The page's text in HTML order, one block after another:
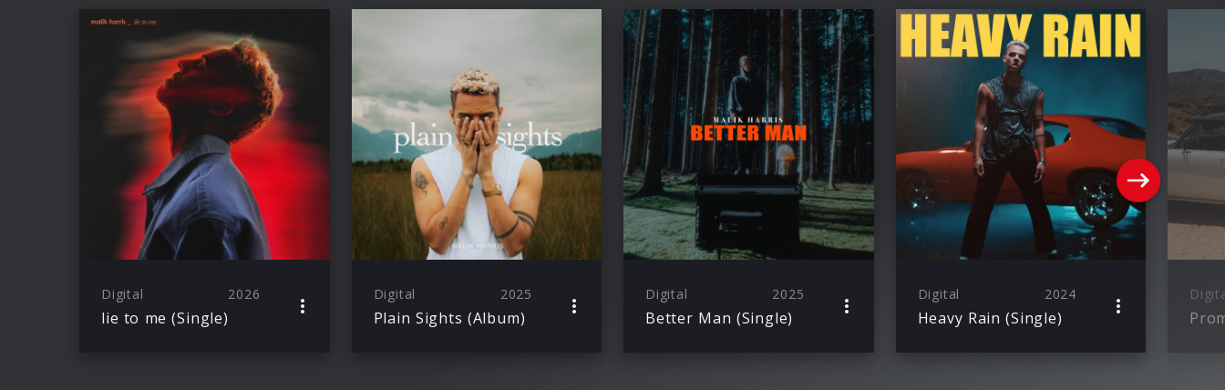
Digital 2026
lie to me (Single)
Digital 2025
Plain Sights (Album)
Digital 2025
Better Man (Single)
Digital 2024
Heavy Rain (Single)